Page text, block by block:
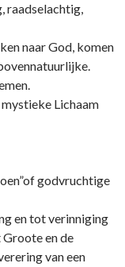
raadselachtig,
naar God, komen
Lichaam
godvruchtige
en tot verinniging
en de
van een